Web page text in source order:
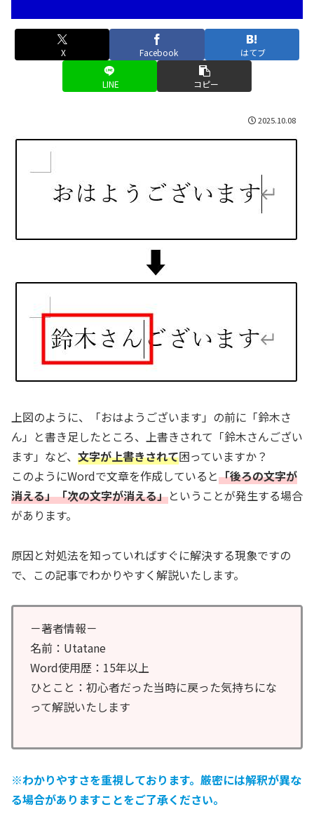
X Facebook はてブ
LINE コピー
2025.10.08
上図のように、「おはようございます」の前に「鈴木さ
ん」と書き足したところ、上書きされて「鈴木さんござい
ます」など、 文字が上書きされて困っていますか？
このようにWordで文章を作成していると「後ろの文字が
消える」「次の文字が消える」ということが発生する場合
があります。
原因と対処法を知っていればすぐに解決する現象ですの
で、この記事でわかりやすく解説いたします。
－著者情報－
名前：Utatane
Word使用歴：15年以上
ひとこと：初心者だった当時に戻った気持ちにな
って解説いたします
※わかりやすさを重視しております。厳密には解釈が異な
る場合がありますことをご了承ください。